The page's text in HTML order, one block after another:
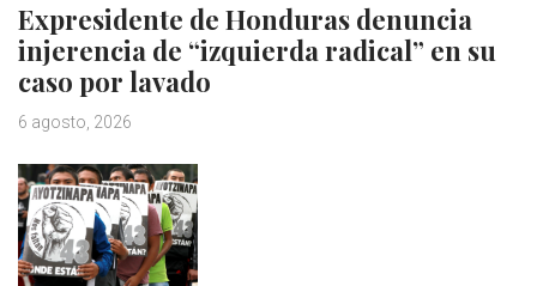
Expresidente de Honduras denuncia
injerencia de “izquierda radical” en su
caso por lavado
6 agosto, 2026